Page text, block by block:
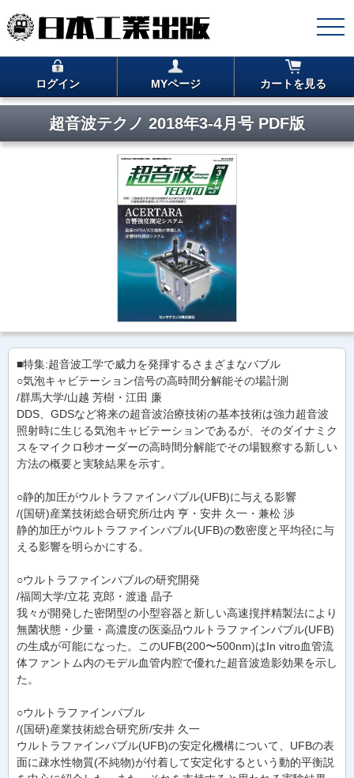
ログイン MYページ カートを見る
超音波テクノ 2018年3-4月号 PDF版
■特集:超音波工学で威力を発揮するさまざまなバブル
○気泡キャビテーション信号の高時間分解能その場計測
/群馬大学/山越 芳樹・江田 廉
DDS、GDSなど将来の超音波治療技術の基本技術は強力超音波
照射時に生じる気泡キャビテーションであるが、そのダイナミク
スをマイクロ秒オーダーの高時間分解能でその場観察する新しい
方法の概要と実験結果を示す。
○静的加圧がウルトラファインバブル(UFB)に与える影響
/(国研)産業技術総合研究所/辻内 亨・安井 久一・兼松 渉
静的加圧がウルトラファインバブル(UFB)の数密度と平均径に与
える影響を明らかにする。
○ウルトラファインバブルの研究開発
/福岡大学/立花 克郎・渡邉 晶子
我々が開発した密閉型の小型容器と新しい高速撹拌精製法により
無菌状態・少量・高濃度の医薬品ウルトラファインバブル(UFB)
の生成が可能になった。このUFB(200〜500nm)はIn vitro血管流
体ファントム内のモデル血管内腔で優れた超音波造影効果を示し
た。
○ウルトラファインバブル
/(国研)産業技術総合研究所/安井 久一
ウルトラファインバブル(UFB)の安定化機構について、UFBの表
面に疎水性物質(不純物)が付着して安定化するという動的平衡説